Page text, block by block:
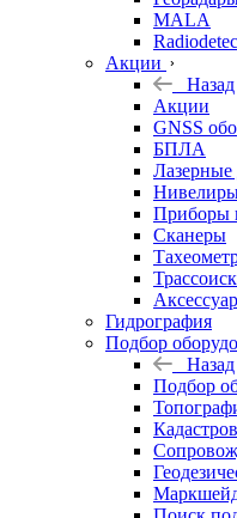
MALA
Акции
Назад
Акции
GNSS
БПЛА
Приборы
Сканеры
Гидрография
Подбор
Назад
Подбор